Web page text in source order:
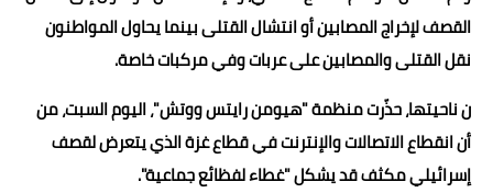
القصف لإخراج المصابين أو انتشال القتلى بينما يحاول المواطنون
نقل القتلى والمصابين على عربات وفي مركبات خاصة.
ن ناحيتها، حذّرت منظمة "هيومن رايتس ووتش"، اليوم السبت، من
أن انقطاع الاتصالات والإنترنت في قطاع غزة الذي يتعرض لقصف
إسرائيلي مكثف قد يشكل "غطاء لفظائع جماعية".